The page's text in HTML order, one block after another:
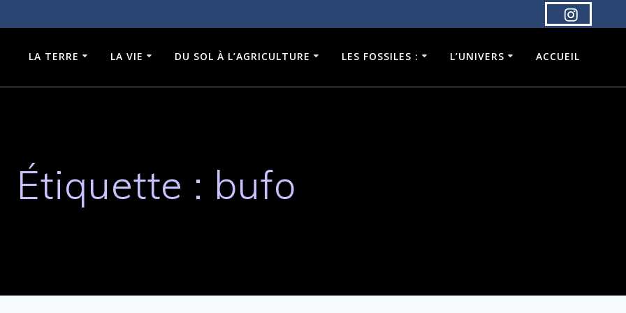
LA TERRE LA VIE DU SOL À L’AGRICULTURE LES FOSSILES : L’UNIVERS ACCUEIL
Étiquette : bufo